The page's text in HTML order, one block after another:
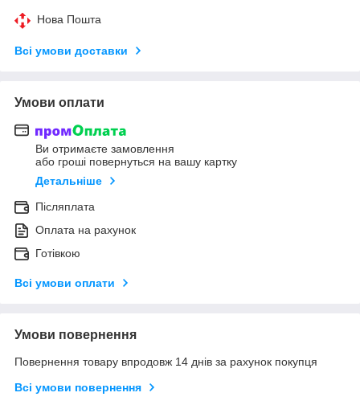
Нова Пошта
Всі умови доставки
Умови оплати
Ви отримаєте замовлення
або гроші повернуться на вашу картку
Детальніше
Післяплата
Оплата на рахунок
Готівкою
Всі умови оплати
Умови повернення
Повернення товару впродовж 14 днів за рахунок покупця
Всі умови повернення